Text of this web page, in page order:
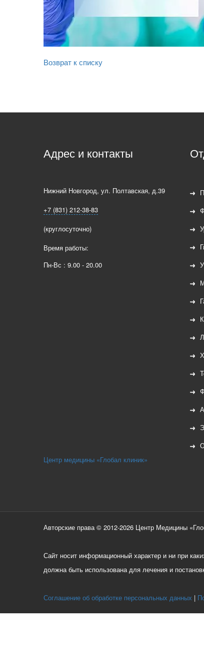
Возврат к списку
Адрес и контакты
Нижний Новгород, ул. Полтавская, д.39
+7 (831) 212-38-83
(круглосуточно)
Время работы:
Пн-Вс : 9.00 - 20.00
Центр медицины «Глобал клиник»
Авторские права © 2012-2026 Центр Медицины
Сайт носит информационный характер и ни при
должна быть использована для лечения и
Соглашение об обработке персональных данных